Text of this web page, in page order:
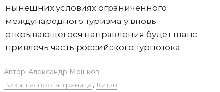
нынешних условиях ограниченного
международного туризма у вновь
открывающегося направления будет шанс
привлечь часть российского турпотока.
Автор: Александр Мошков
Визы, паспорта, граница , Китай